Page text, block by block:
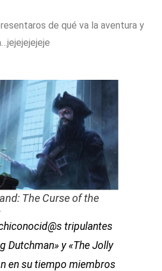
de qué va la aventura y
The Curse of the
tripulantes
Dutchman» y «The Jolly
en su tiempo miembros